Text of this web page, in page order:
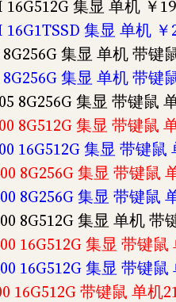
集显 单机 ￥
集显 单机 ￥
集显 单机 带键
集显 单机 带键
8G256G 集显 带键鼠
8G512G 集显 带键鼠
16G512G 集显 带键鼠
8G256G 集显 带键鼠
8G256G 集显 带键鼠
8G512G 集显 单机 带
16G512G 集显 带键
16G512G 集显 带键
16G512G 带键鼠 单机